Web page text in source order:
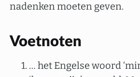
nadenken moeten geven.
Voetnoten
… het Engelse woord